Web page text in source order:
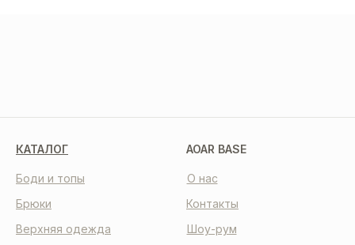
КАТАЛОГ AOAR BASE
О нас
Контакты
Шоу-рум
Боди и топы
Брюки
Верхняя одежда